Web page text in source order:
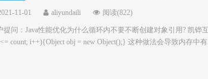
11-01 aliyundaili 阅读(822)
提问：Java性能优化为什么循环内不要不断创建对象引用? 凯铧
count; i++){Object obj = new Object();} 这种做法会导致内存中有